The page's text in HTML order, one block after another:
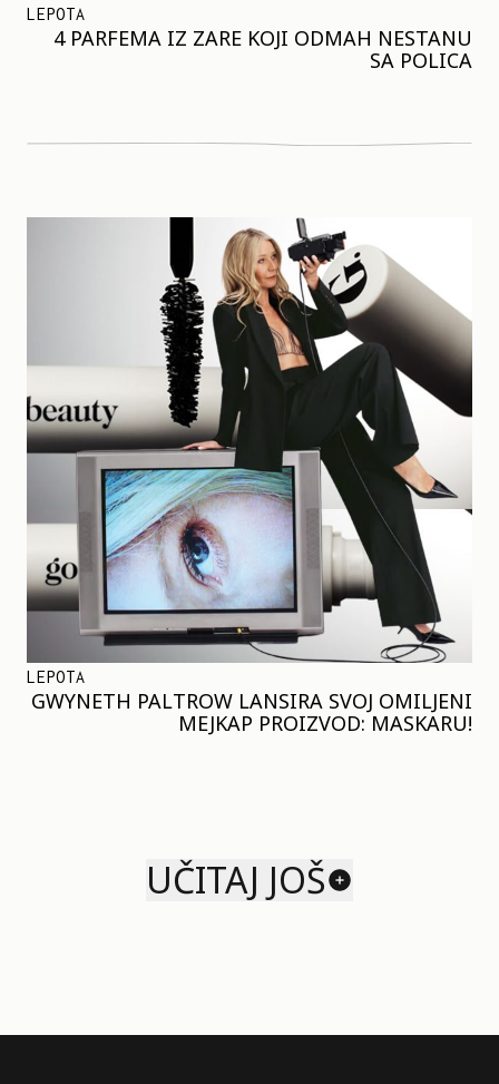
LEPOTA
4 PARFEMA IZ ZARE KOJI ODMAH NESTANU
SA POLICA
LEPOTA
GWYNETH PALTROW LANSIRA SVOJ OMILJENI
MEJKAP PROIZVOD: MASKARU!
UČITAJ JOŠ